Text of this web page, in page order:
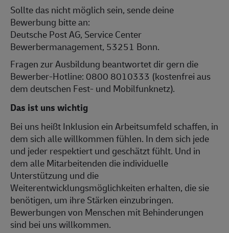
Sollte das nicht möglich sein, sende deine
Bewerbung bitte an:
Deutsche Post AG, Service Center
Bewerbermanagement, 53251 Bonn.
Fragen zur Ausbildung beantwortet dir gern die
Bewerber-Hotline: 0800 8010333 (kostenfrei aus
dem deutschen Fest- und Mobilfunknetz).
Das ist uns wichtig
Bei uns heißt Inklusion ein Arbeitsumfeld schaffen, in
dem sich alle willkommen fühlen. In dem sich jede
und jeder respektiert und geschätzt fühlt. Und in
dem alle Mitarbeitenden die individuelle
Unterstützung und die
Weiterentwicklungsmöglichkeiten erhalten, die sie
benötigen, um ihre Stärken einzubringen.
Bewerbungen von Menschen mit Behinderungen
sind bei uns willkommen.